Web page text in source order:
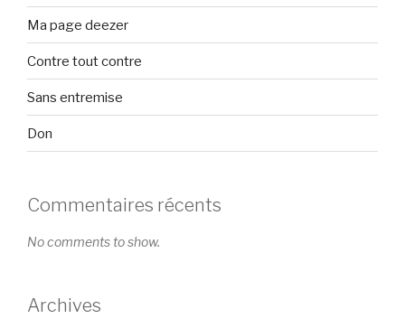
Ma page deezer
Contre tout contre
Sans entremise
Don
Commentaires récents
No comments to show.
Archives